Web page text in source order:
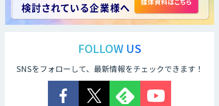
Meter
Preferred Networks Visual Inspection
FOLLOW US
SNSをフォローして、最新情報をチェックできます！